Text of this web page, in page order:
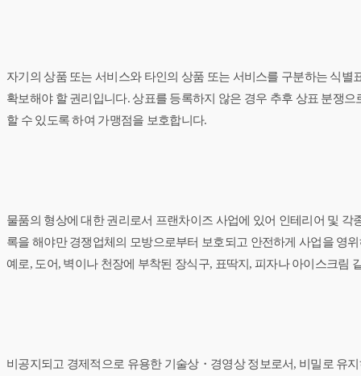
자기의 상품 또는 서비스와 타인의 상품 또는 서비스를 구분하는 식
확보해야 할 권리입니다. 상표를 등록하지 않은 경우 추후 상표 분쟁
할 수 있도록 하여 가맹점을 보호합니다.
물품의 형상에 대한 권리로서 프랜차이즈 사업에 있어 인테리어 및
록을 해야만 경쟁업체의 모방으로부터 보호되고 안전하게 사업을 영
예로, 도어, 벽이나 천장에 부착된 장식구, 표딱지, 피자나 아이스크림
비공지되고 경제적으로 유용한 기술상・경영상 정보로서, 비밀로 유